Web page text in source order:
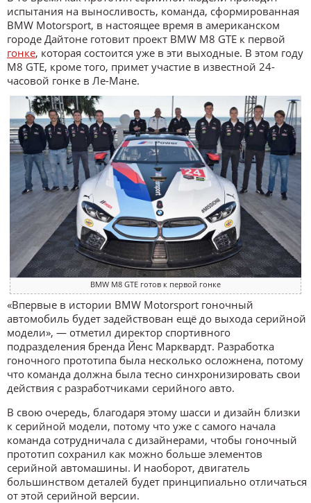
испытания на выносливость, команда, сформированная
BMW Motorsport, в настоящее время в американском
городе Дайтоне готовит проект BMW M8 GTE к первой
гонке, которая состоится уже в эти выходные. В этом году
M8 GTE, кроме того, примет участие в известной 24-
часовой гонке в Ле-Мане.
BMW M8 GTE готов к первой гонке
«Впервые в истории BMW Motorsport гоночный
автомобиль будет задействован ещё до выхода серийной
модели», — отметил директор спортивного
подразделения бренда Йенс Марквардт. Разработка
гоночного прототипа была несколько осложнена, потому
что команда должна была тесно синхронизировать свои
действия с разработчиками серийного авто.
В свою очередь, благодаря этому шасси и дизайн близки
к серийной модели, потому что уже с самого начала
команда сотрудничала с дизайнерами, чтобы гоночный
прототип сохранил как можно больше элементов
серийной автомашины. И наоборот, двигатель
большинством деталей будет принципиально отличаться
от этой серийной версии.